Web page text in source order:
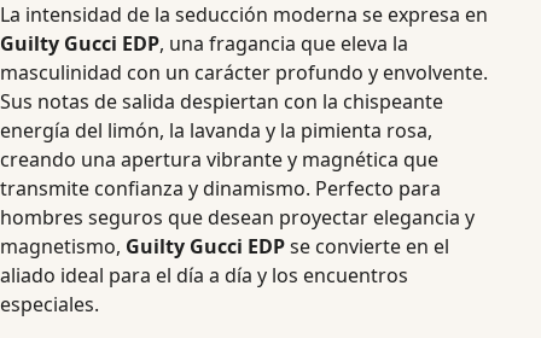
La intensidad de la seducción moderna se expresa en
Guilty Gucci EDP, una fragancia que eleva la
masculinidad con un carácter profundo y envolvente.
Sus notas de salida despiertan con la chispeante
energía del limón, la lavanda y la pimienta rosa,
creando una apertura vibrante y magnética que
transmite confianza y dinamismo. Perfecto para
hombres seguros que desean proyectar elegancia y
magnetismo, Guilty Gucci EDPse convierte en el
aliado ideal para el día a día y los encuentros
especiales.